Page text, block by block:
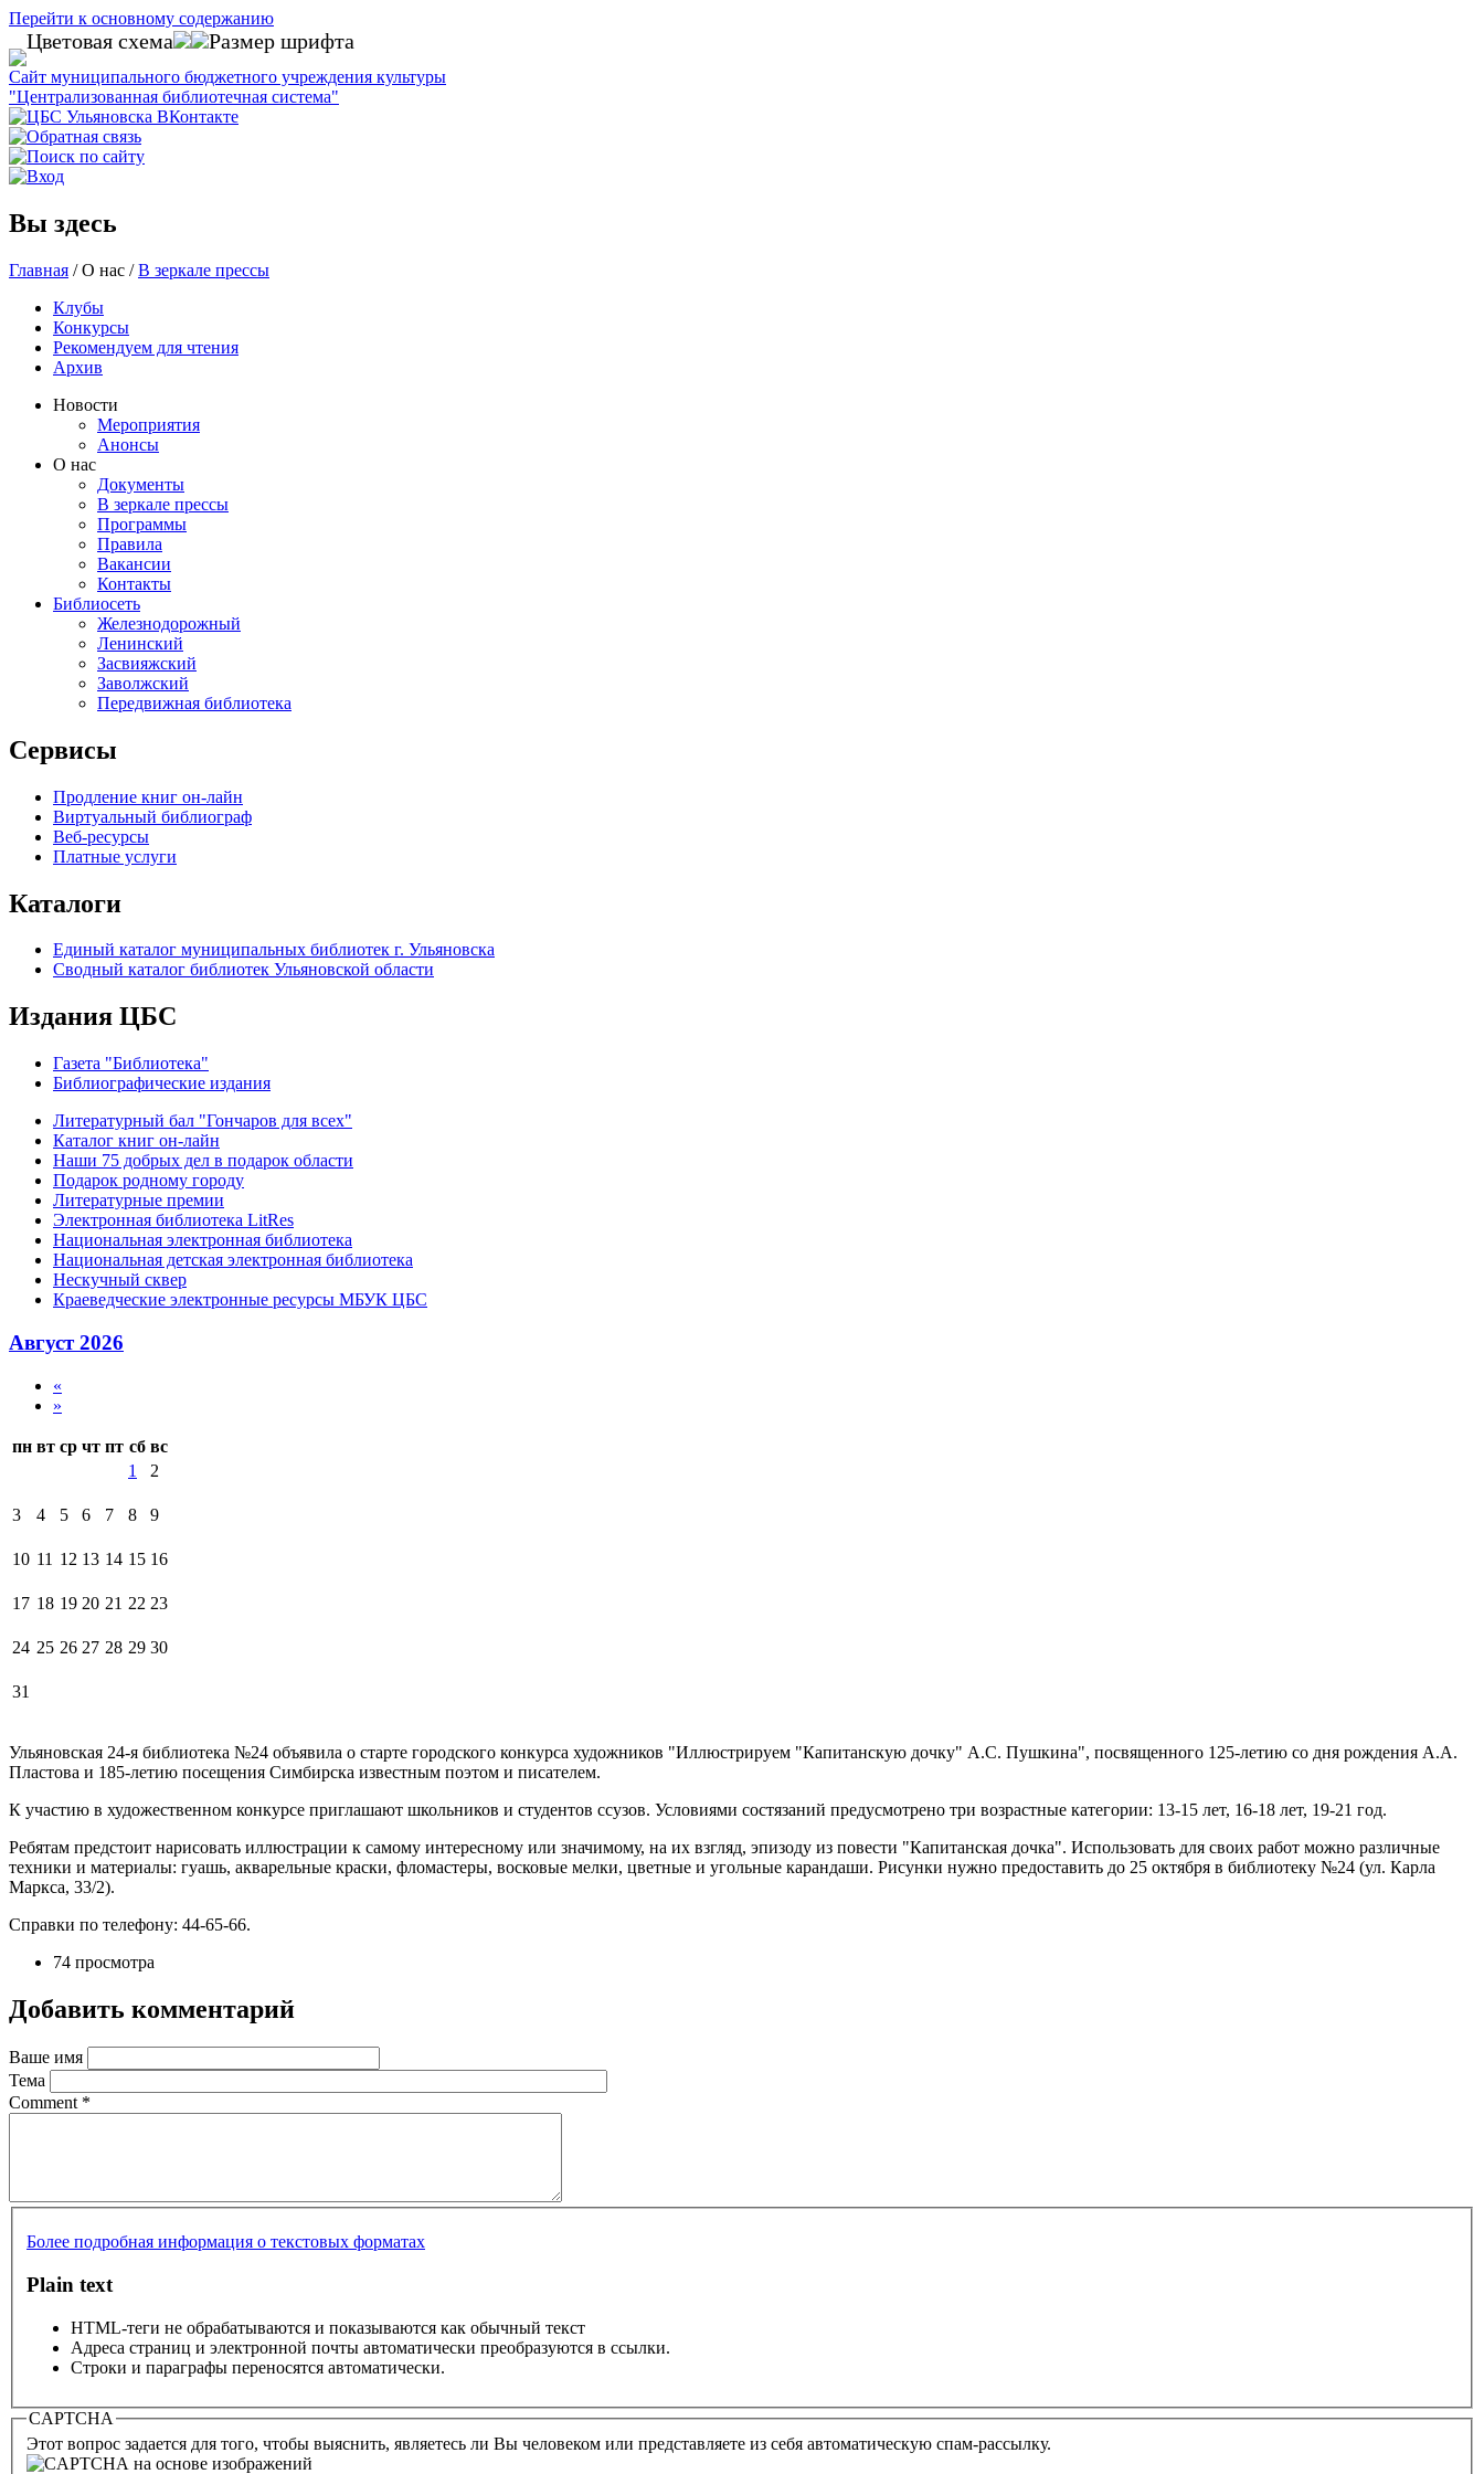
Перейти к основному содержанию
Цветовая схема Размер шрифта
Сайт муниципального бюджетного учреждения культуры
"Централизованная библиотечная система"
Вы здесь
Главная / О нас / В зеркале прессы
Клубы
Конкурсы
Рекомендуем для чтения
Архив
Новости
Мероприятия
Анонсы
О нас
Документы
В зеркале прессы
Программы
Правила
Вакансии
Контакты
Библиосеть
Железнодорожный
Ленинский
Засвияжский
Заволжский
Передвижная библиотека
Сервисы
Продление книг он-лайн
Виртуальный библиограф
Веб-ресурсы
Платные услуги
Каталоги
Единый каталог муниципальных библиотек г. Ульяновска
Сводный каталог библиотек Ульяновской области
Издания ЦБС
Газета "Библиотека"
Библиографические издания
Литературный бал "Гончаров для всех"
Каталог книг он-лайн
Наши 75 добрых дел в подарок области
Подарок родному городу
Литературные премии
Электронная библиотека LitRes
Национальная электронная библиотека
Национальная детская электронная библиотека
Нескучный сквер
Краеведческие электронные ресурсы МБУК ЦБС
Август 2026
«
»
пн вт ср чт пт сб вс
1
2
3 4 5 6 7 8 9
10 11 12 13 14 15 16
17 18 19 20 21 22 23
24 25 26 27 28 29 30
31
Ульяновская 24-я библиотека №24 объявила о старте городского конкурса художников "Иллюстрируем "Капитанскую дочку" А.С. Пушкина", посвященного 125-летию со дня рождения А.А.
Пластова и 185-летию посещения Симбирска известным поэтом и писателем.
К участию в художественном конкурсе приглашают школьников и студентов ссузов. Условиями состязаний предусмотрено три возрастные категории: 13-15 лет, 16-18 лет, 19-21 год.
Ребятам предстоит нарисовать иллюстрации к самому интересному или значимому, на их взгляд, эпизоду из повести "Капитанская дочка". Использовать для своих работ можно различные
техники и материалы: гуашь, акварельные краски, фломастеры, восковые мелки, цветные и угольные карандаши. Рисунки нужно предоставить до 25 октября в библиотеку №24 (ул. Карла
Маркса, 33/2).
Справки по телефону: 44-65-66.
74 просмотра
Добавить комментарий
Ваше имя
Тема
Comment *
Более подробная информация о текстовых форматах
Plain text
HTML-теги не обрабатываются и показываются как обычный текст
Адреса страниц и электронной почты автоматически преобразуются в ссылки.
Строки и параграфы переносятся автоматически.
CAPTCHA
Этот вопрос задается для того, чтобы выяснить, являетесь ли Вы человеком или представляете из себя автоматическую спам-рассылку.